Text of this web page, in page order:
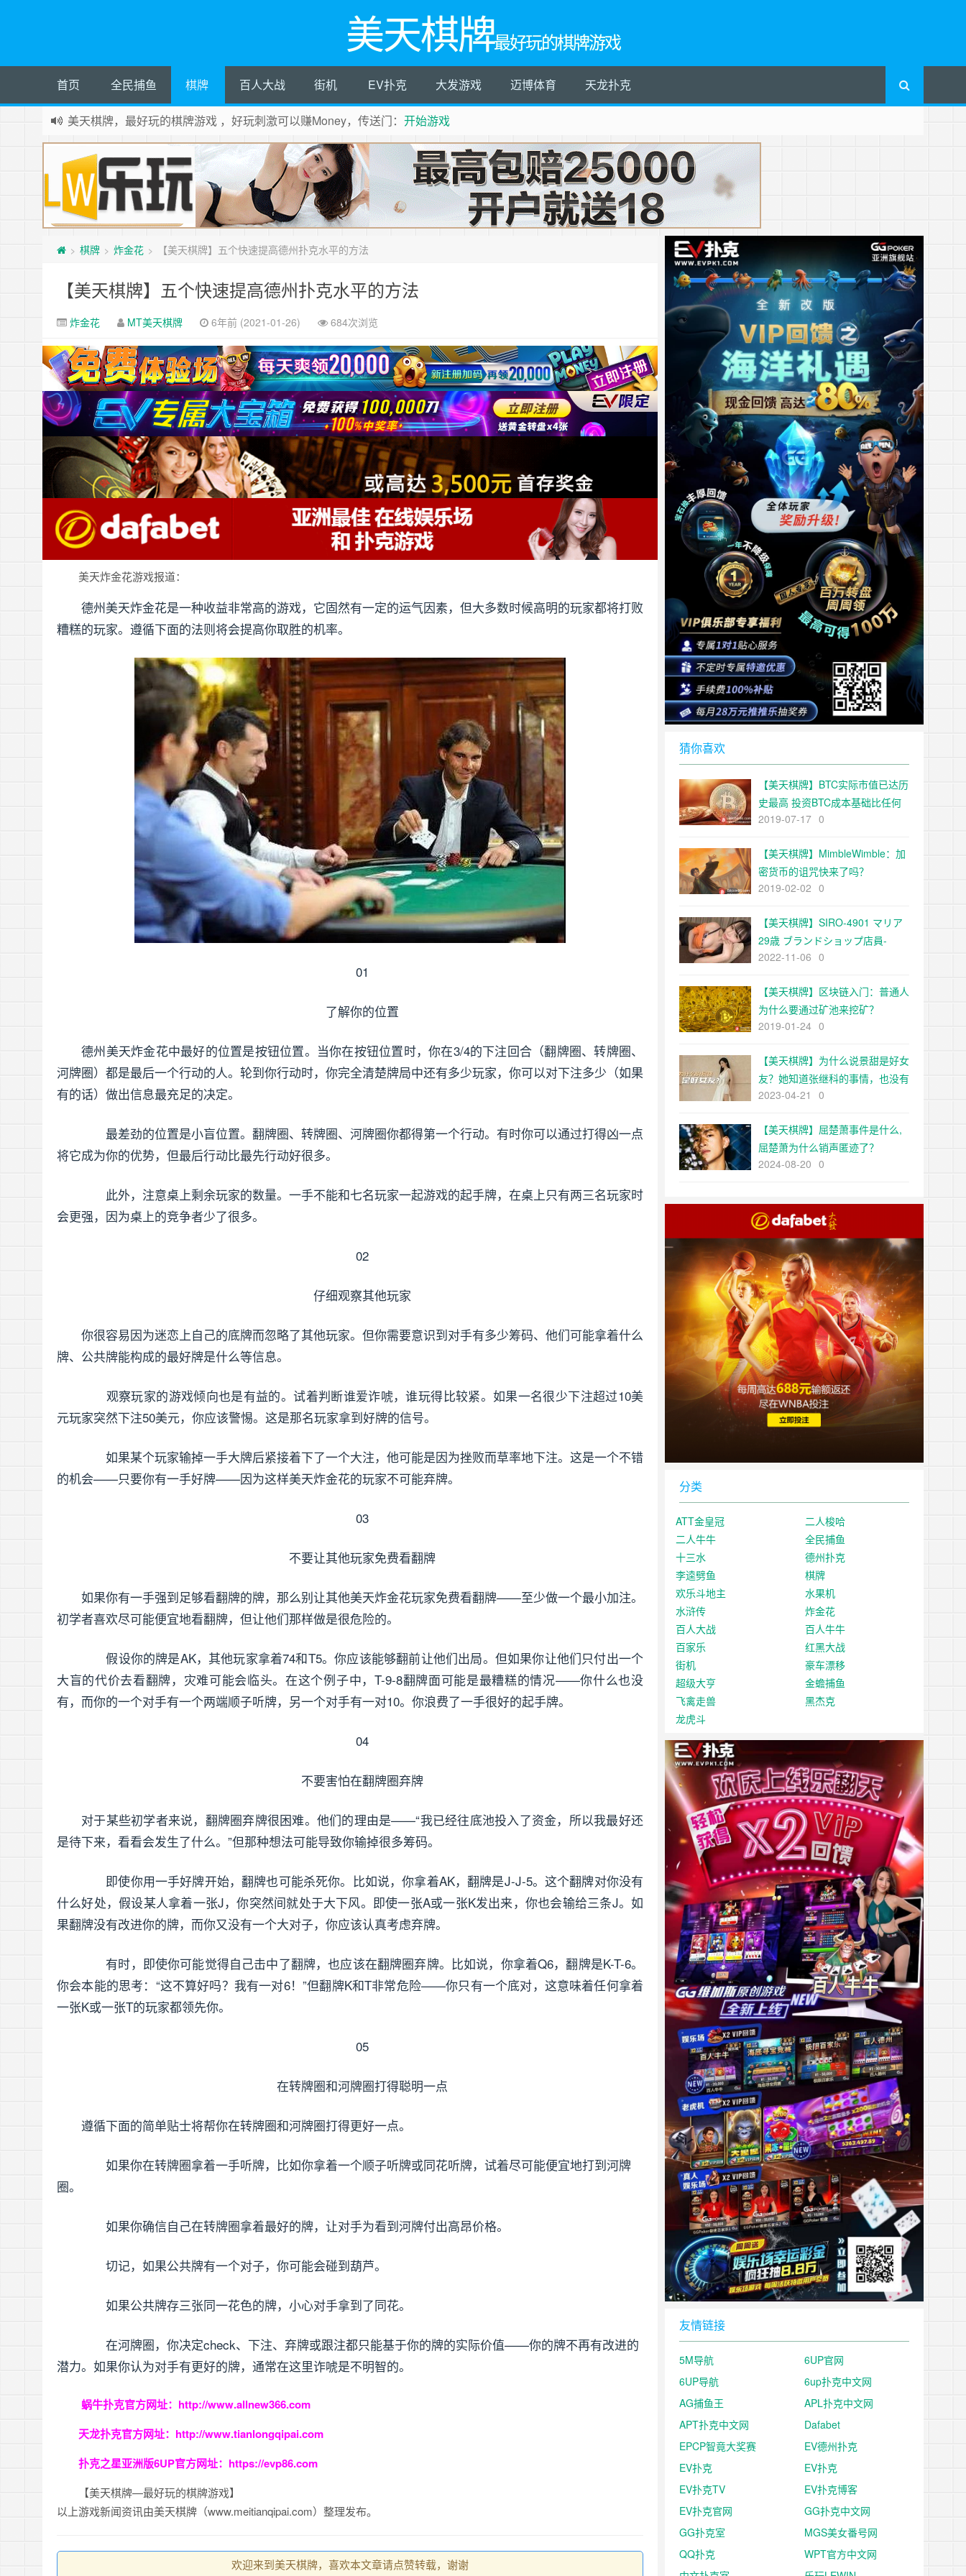
美天棋牌最好玩的棋牌游戏
首页 全民捕鱼 棋牌 百人大战 街机 EV扑克 大发游戏 迈博体育 天龙扑克
美天棋牌，最好玩的棋牌游戏 ，好玩刺激可以赚Money，传送门： 开始游戏
> 棋牌 > 炸金花 > 【美天棋牌】五个快速提高德州扑克水平的方法
【美天棋牌】五个快速提高德州扑克水平的方法
炸金花 MT美天棋牌 6年前 (2021-01-26) 684次浏览
美天炸金花游戏报道：
德州美天炸金花是一种收益非常高的游戏，它固然有一定的运气因素，但大多数时候高明的玩家都将打败
糟糕的玩家。遵循下面的法则将会提高你取胜的机率。
01
了解你的位置
德州美天炸金花中最好的位置是按钮位置。当你在按钮位置时，你在3/4的下注回合（翻牌圈、转牌圈、
河牌圈）都是最后一个行动的人。轮到你行动时，你完全清楚牌局中还有多少玩家，你可以对下注多少（如果
有的话）做出信息最充足的决定。
最差劲的位置是小盲位置。翻牌圈、转牌圈、河牌圈你都得第一个行动。有时你可以通过打得凶一点
将它成为你的优势，但最后行动比最先行动好很多。
此外，注意桌上剩余玩家的数量。一手不能和七名玩家一起游戏的起手牌，在桌上只有两三名玩家时
会更强，因为桌上的竞争者少了很多。
02
仔细观察其他玩家
你很容易因为迷恋上自己的底牌而忽略了其他玩家。但你需要意识到对手有多少筹码、他们可能拿着什么
牌、公共牌能构成的最好牌是什么等信息。
观察玩家的游戏倾向也是有益的。试着判断谁爱诈唬，谁玩得比较紧。如果一名很少下注超过10美
元玩家突然下注50美元，你应该警惕。这是那名玩家拿到好牌的信号。
如果某个玩家输掉一手大牌后紧接着下了一个大注，他可能是因为挫败而草率地下注。这是一个不错
的机会——只要你有一手好牌——因为这样美天炸金花的玩家不可能弃牌。
03
不要让其他玩家免费看翻牌
如果你有一手强到足够看翻牌的牌，那么别让其他美天炸金花玩家免费看翻牌——至少做一个最小加注。
初学者喜欢尽可能便宜地看翻牌，但让他们那样做是很危险的。
假设你的牌是AK，其他玩家拿着74和T5。你应该能够翻前让他们出局。但如果你让他们只付出一个
大盲的代价去看翻牌，灾难可能会临头。在这个例子中，T-9-8翻牌面可能是最糟糕的情况——你什么也没
有，而你的一个对手有一个两端顺子听牌，另一个对手有一对10。你浪费了一手很好的起手牌。
04
不要害怕在翻牌圈弃牌
对于某些初学者来说，翻牌圈弃牌很困难。他们的理由是——“我已经往底池投入了资金，所以我最好还
是待下来，看看会发生了什么。”但那种想法可能导致你输掉很多筹码。
即使你用一手好牌开始，翻牌也可能杀死你。比如说，你拿着AK，翻牌是J-J-5。这个翻牌对你没有
什么好处，假设某人拿着一张J，你突然间就处于大下风。即使一张A或一张K发出来，你也会输给三条J。如
果翻牌没有改进你的牌，而你又没有一个大对子，你应该认真考虑弃牌。
有时，即使你可能觉得自己击中了翻牌，也应该在翻牌圈弃牌。比如说，你拿着Q6，翻牌是K-T-6。
你会本能的思考：“这不算好吗？我有一对6！”但翻牌K和T非常危险——你只有一个底对，这意味着任何拿着
一张K或一张T的玩家都领先你。
05
在转牌圈和河牌圈打得聪明一点
遵循下面的简单贴士将帮你在转牌圈和河牌圈打得更好一点。
如果你在转牌圈拿着一手听牌，比如你拿着一个顺子听牌或同花听牌，试着尽可能便宜地打到河牌
圈。
如果你确信自己在转牌圈拿着最好的牌，让对手为看到河牌付出高昂价格。
切记，如果公共牌有一个对子，你可能会碰到葫芦。
如果公共牌存三张同一花色的牌，小心对手拿到了同花。
在河牌圈，你决定check、下注、弃牌或跟注都只能基于你的牌的实际价值——你的牌不再有改进的
潜力。如果你认为对手有更好的牌，通常在这里诈唬是不明智的。
蜗牛扑克官方网址： http://www.allnew366.com
天龙扑克官方网址： http://www.tianlongqipai.com
扑克之星亚洲版6UP官方网址： https://evp86.com
【美天棋牌—最好玩的棋牌游戏】
以上游戏新闻资讯由美天棋牌（www.meitianqipai.com）整理发布。
欢迎来到美天棋牌，喜欢本文章请点赞转载，谢谢
猜你喜欢
【美天棋牌】BTC实际市值已达历
史最高 投资BTC成本基础比任何
时候都高
2019-07-17 0
【美天棋牌】MimbleWimble：加
密货币的诅咒快来了吗？
2019-02-02 0
【美天棋牌】SIRO-4901 マリア
29歳 ブランドショップ店員-
SIRO系列
2022-11-06 0
【美天棋牌】区块链入门：普通人
为什么要通过矿池来挖矿？
2019-01-24 0
【美天棋牌】为什么说景甜是好女
友？她知道张继科的事情，也没有
像张天爱那样
2023-04-21 0
【美天棋牌】屈楚萧事件是什么,
屈楚萧为什么销声匿迹了？
2024-08-20 0
分类
ATT金皇冠
二人梭哈
二人牛牛
全民捕鱼
十三水
德州扑克
李逵劈鱼
棋牌
欢乐斗地主
水果机
水浒传
炸金花
百人大战
百人牛牛
百家乐
红黑大战
街机
豪车漂移
超级大亨
金蟾捕鱼
飞禽走兽
黑杰克
龙虎斗
友情链接
5M导航
6UP官网
6UP导航
6up扑克中文网
AG捕鱼王
APL扑克中文网
APT扑克中文网
Dafabet
EPCP智竟大奖赛
EV德州扑克
EV扑克
EV扑克
EV扑克TV
EV扑克博客
EV扑克官网
GG扑克中文网
GG扑克室
MGS美女番号网
QQ扑克
WPT官方中文网